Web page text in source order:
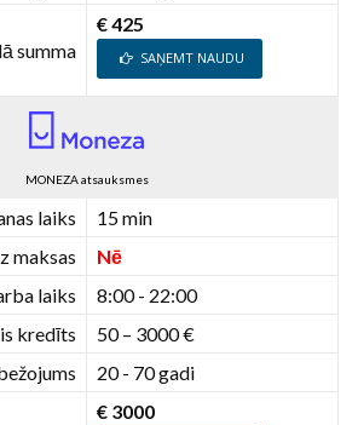
summa
€ 425
SAŅEMT NAUDU
MONEZA atsauksmes
laiks
15 min
maksas
Nē
laiks
8:00 - 22:00
kredīts
50 – 3000 €
20 - 70 gadi
€ 3000